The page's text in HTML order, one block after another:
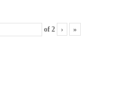
of 2 › »